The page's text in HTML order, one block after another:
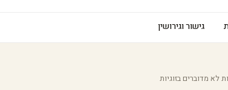
גישור וגירושין
לא מדוברים בזוגיות